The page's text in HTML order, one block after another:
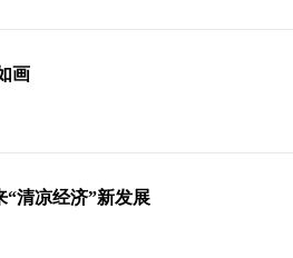
画
“清凉经济”新发展